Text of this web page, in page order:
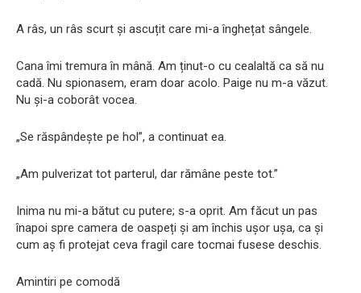
A râs, un râs scurt și ascuțit care mi-a înghețat sângele.
Cana îmi tremura în mână. Am ținut-o cu cealaltă ca să nu
cadă. Nu spionasem, eram doar acolo. Paige nu m-a văzut.
Nu și-a coborât vocea.
„Se răspândește pe hol”, a continuat ea.
„Am pulverizat tot parterul, dar rămâne peste tot.”
Inima nu mi-a bătut cu putere; s-a oprit. Am făcut un pas
înapoi spre camera de oaspeți și am închis ușor ușa, ca și
cum aș fi protejat ceva fragil care tocmai fusese deschis.
Amintiri pe comodă